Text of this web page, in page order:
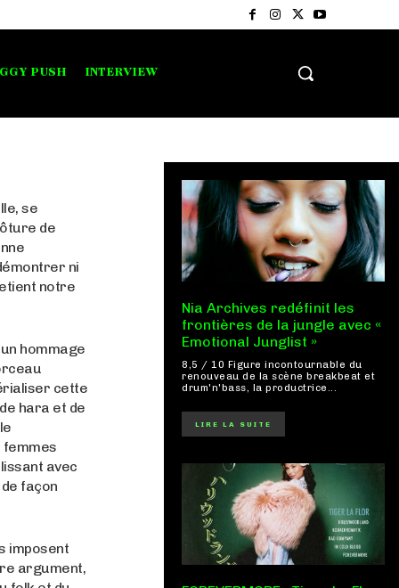
PUSH INTERVIEW
se
de
ni
notre
hommage
cette
hara et de
femmes
avec
façon
imposent
argument,
Nia Archives redéfinit les
frontières de la jungle avec «
Emotional Junglist »
8,5 / 10 Figure incontournable du
renouveau de la scène breakbeat et
drum'n'bass, la productrice...
LIRE LA SUITE